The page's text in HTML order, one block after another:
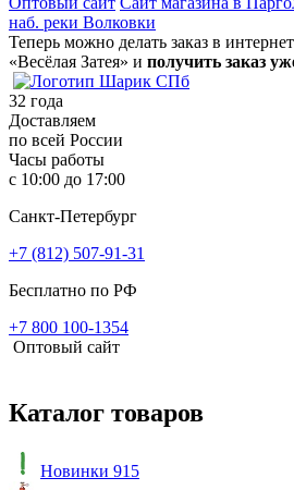
наб. реки Волковки
Теперь можно делать заказ в
«Весёлая Затея» и получить заказ
32 года
Доставляем
по всей России
Часы работы
с 10:00 до 17:00
Санкт-Петербург
+7 (812) 507-91-31
Бесплатно по РФ
+7 800 100-1354
Оптовый сайт
Каталог товаров
Новинки 915